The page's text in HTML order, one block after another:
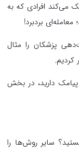
می‌کند افرادی که به
بردبرد!
نوبت‌دهی پزشکان را مثال
کردیم.
دارید، در بخش
سایر روش‌ها را